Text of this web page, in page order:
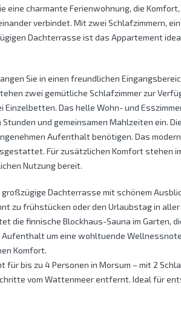
eine charmante Ferienwohnung, die
verbindet. Mit zwei Schlafzimmern,
Dachterrasse ist das Appartement
Sie in einen freundlichen
zwei gemütliche Schlafzimmer zur
Das helle Wohn- und
und gemeinsamen Mahlzeiten ein.
Aufenthalt benötigen. Das
Für zusätzlichen Komfort stehen
Nutzung bereit.
Dachterrasse mit schönem
zu frühstücken oder den Urlaubstag in aller
die finnische Blockhaus-Sauna im Garten,
um eine wohltuende
Komfort.
für bis zu 4 Personen in Morsum – mit 2
vom Wattenmeer entfernt. Ideal für